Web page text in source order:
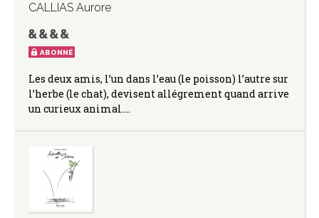
CALLIAS Aurore
ABONNÉ
Les deux amis, l’un dans l’eau (le poisson) l’autre sur
l’herbe (le chat), devisent allégrement quand arrive
un curieux animal.…